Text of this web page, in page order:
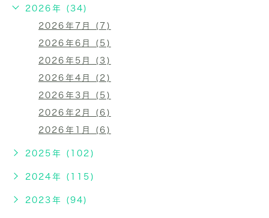
2026年 (34)
2026年7月 (7)
2026年6月 (5)
2026年5月 (3)
2026年4月 (2)
2026年3月 (5)
2026年2月 (6)
2026年1月 (6)
2025年 (102)
2024年 (115)
2023年 (94)